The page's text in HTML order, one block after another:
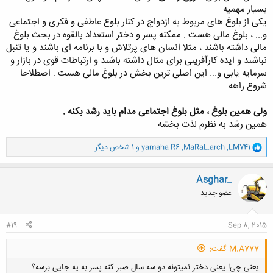
بسیار مهمیه
یکی از بلوغ های مربوط به ازدواج در کنار بلوع عاطفی و فکری و اجتماعی
و... ، بلوغ مالی هست . ممکنه پسر و دختر استعداد بالقوه در بحث بلوغ
مالی داشته باشند ، مثلا انسان های پرتلاش و با برنامه ای باشند و یا تنبل
نباشند و ایده کارآفرینی برای مثال داشته باشند و ارتباطات قوی در بازار و
سرمایه یابی و... این اصلی ترین بخش در بلوغ مالی هست . اصطلاحا
شروع راهه
ولی همین بلوغ ، مثل بلوغ اجتماعی مدام باید رشد بکنه .
همین رشد به نظرم لذت بخشه
و
ا
ک
ش
ه
ا
LM741
,
MaRaL.arch
,
yamaha R6 و 1 شخص دیگر
Asghar_
عضو جدید
Sep 8, 2015
#19
M.A777 گفت:
یعنی چی! یعنی دختر نمیتونه دو سه سال صبر کنه پسر به یه جایی برسه؟